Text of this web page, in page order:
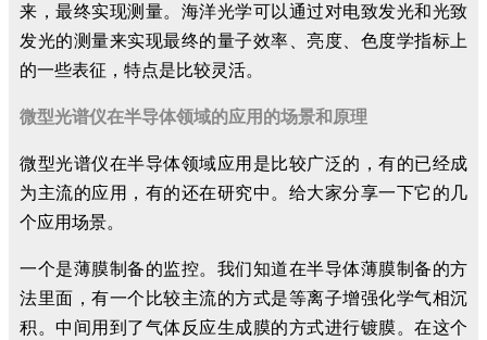
来，最终实现测量。海洋光学可以通过对电致发光和光致
发光的测量来实现最终的量子效率、亮度、色度学指标上
的一些表征，特点是比较灵活。
微型光谱仪在半导体领域的应用的场景和原理
微型光谱仪在半导体领域应用是比较广泛的，有的已经成
为主流的应用，有的还在研究中。给大家分享一下它的几
个应用场景。
一个是薄膜制备的监控。我们知道在半导体薄膜制备的方
法里面，有一个比较主流的方式是等离子增强化学气相沉
积。中间用到了气体反应生成膜的方式进行镀膜。在这个